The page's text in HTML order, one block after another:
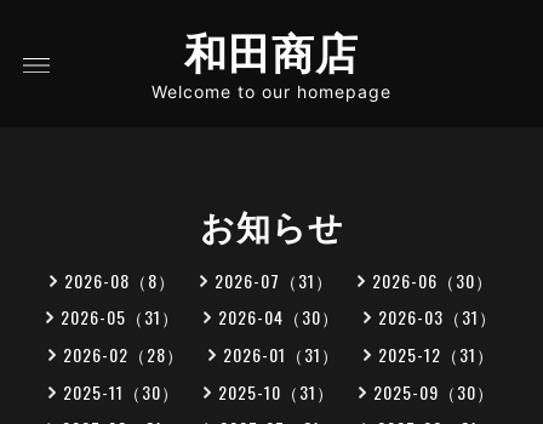
和田商店
Welcome to our homepage
お知らせ
2026-08（8） 2026-07（31）
2026-06（30）
2026-05（31）
2026-04（30）
2026-03（31）
2026-02（28）
2026-01（31）
2025-12（31）
2025-11（30）
2025-10（31）
2025-09（30）